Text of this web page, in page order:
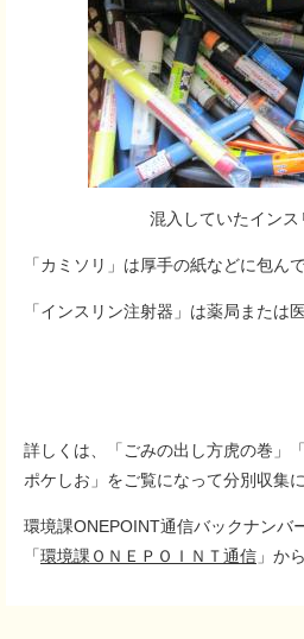
混入していたインス
「カミソリ」は厚手の紙などに包ん
「インスリン注射器」は薬局または
詳しくは、「ごみの出し方虎の巻」
ポケしお」をご覧になって分別収集
環境課ONEPOINT通信バックナンバ
「環境課ＯＮＥＰＯＩＮＴ通信 」か